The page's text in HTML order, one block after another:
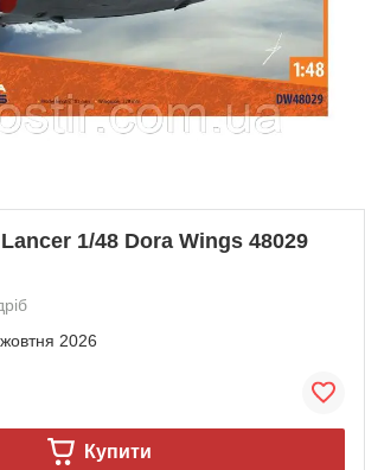
1/48 Dora Wings 48029
2026
Купити